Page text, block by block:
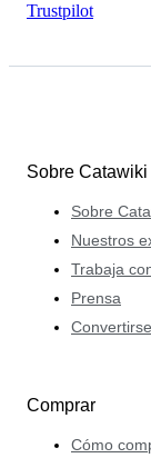
Trustpilot
Sobre Catawiki
Sobre
Nuestros
Trabaja
Prensa
Comprar
Cómo